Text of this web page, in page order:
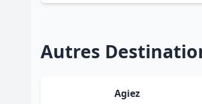
Autres
Agiez